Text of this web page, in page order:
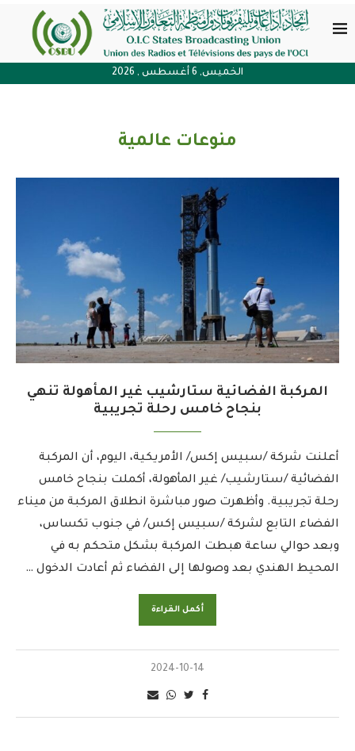
الخميس, 6 أغسطس , 2026
منوعات عالمية
المركبة الفضائية ستارشيب غير المأهولة تنهي
بنجاح خامس رحلة تجريبية
أعلنت شركة /سبيس إكس/ الأمريكية، اليوم، أن المركبة
الفضائية /ستارشيب/ غير المأهولة، أكملت بنجاح خامس
رحلة تجريبية. وأظهرت صور مباشرة انطلاق المركبة من ميناء
الفضاء التابع لشركة /سبيس إكس/ في جنوب تكساس،
وبعد حوالي ساعة هبطت المركبة بشكل متحكم به في
المحيط الهندي بعد وصولها إلى الفضاء ثم أعادت الدخول …
أكمل القراءة
2024-10-14